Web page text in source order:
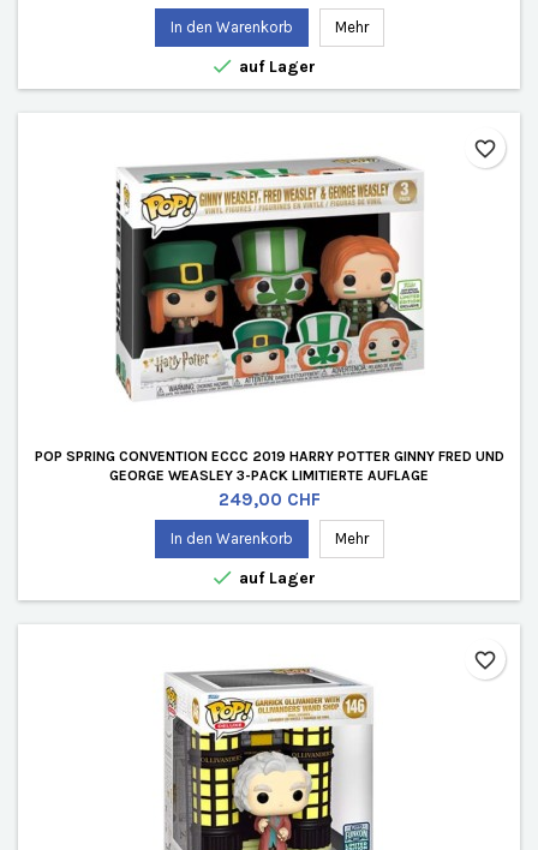
In den Warenkorb Mehr
 auf Lager
POP SPRING CONVENTION ECCC 2019 HARRY POTTER GINNY FRED UND
GEORGE WEASLEY 3-PACK LIMITIERTE AUFLAGE
Preis
249,00 CHF
In den Warenkorb Mehr
 auf Lager
favorite_border
favorite_border